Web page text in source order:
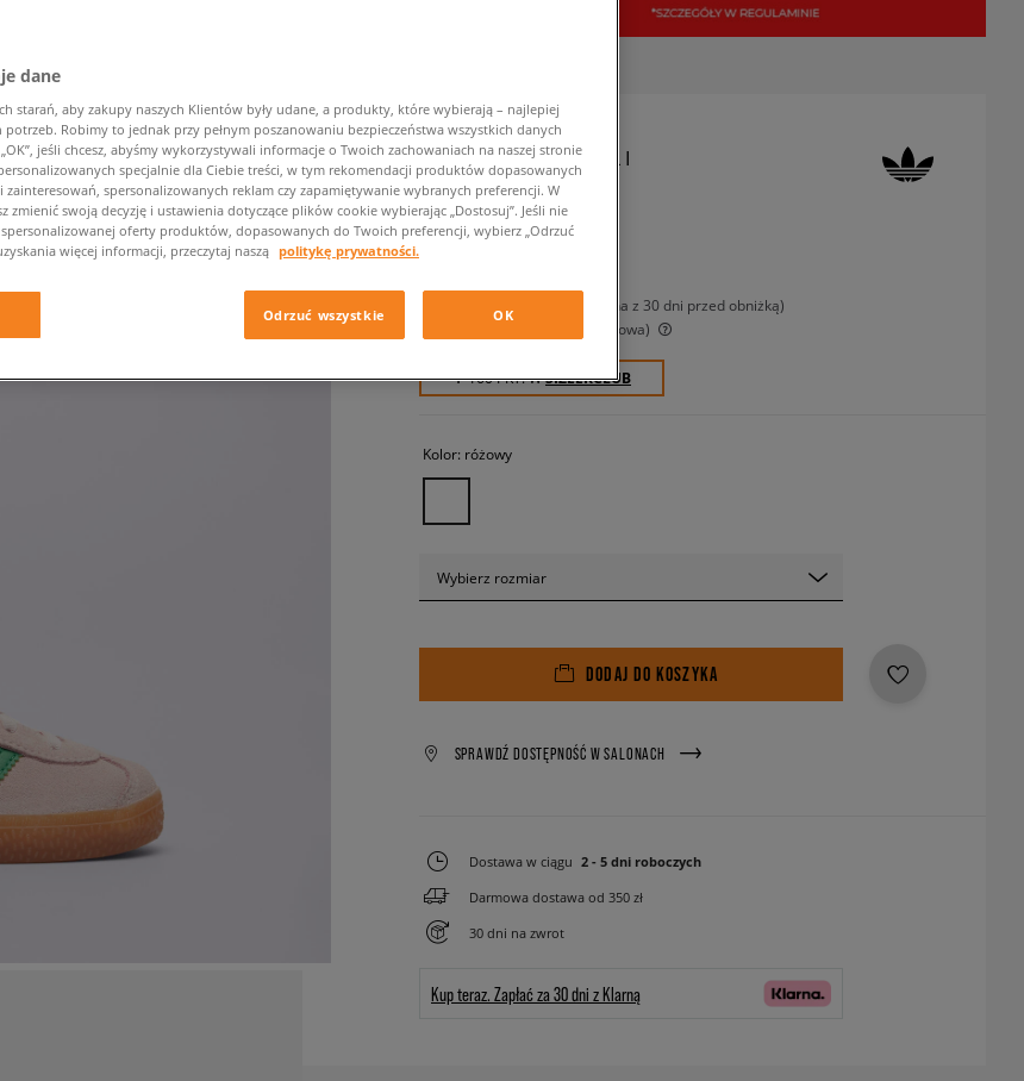
ADIDAS GAZELLE CF EL I
dziecięce, sneakersy
(najniższa cena z 30 dni przed obniżką)
(Cena początkowa)
✛ 160 PKT. WSIZEERCLUB
Kolor: różowy
Wybierz rozmiar
DODAJ DO KOSZYKA
SPRAWDŹ DOSTĘPNOŚĆ W SALONACH
Dostawa w ciągu 2 - 5 dni roboczych
Darmowa dostawa od 350 zł
30 dni na zwrot
Kup teraz. Zapłać za 30 dni z Klarną
dane
starań, aby zakupy naszych Klientów były udane, a produkty, które wybierają – najlepiej
Robimy to jednak przy pełnym poszanowaniu bezpieczeństwa wszystkich danych
jeśli chcesz, abyśmy wykorzystywali informacje o Twoich zachowaniach na naszej stronie
specjalnie dla Ciebie treści, w tym rekomendacji produktów dopasowanych
spersonalizowanych reklam czy zapamiętywanie wybranych preferencji. W
zmienić swoją decyzję i ustawienia dotyczące plików cookie wybierając „Dostosuj”. Jeśli nie
oferty produktów, dopasowanych do Twoich preferencji, wybierz „Odrzuć
więcej informacji, przeczytaj naszą politykę prywatności.
Odrzuć wszystkie OK